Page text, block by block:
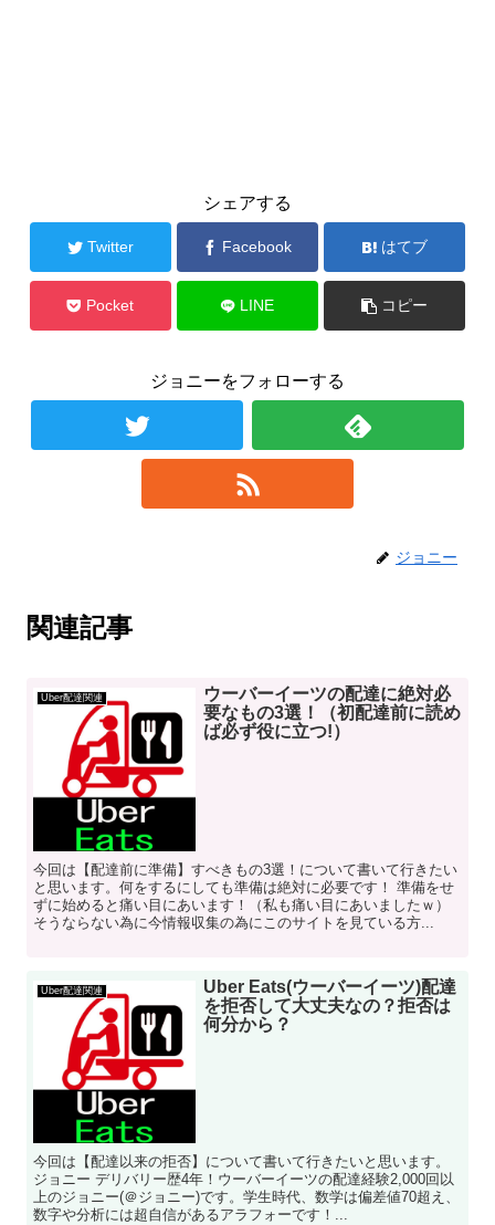
シェアする
Twitter Facebook はてブ
Pocket LINE コピー
ジョニーをフォローする
ジョニー
関連記事
Uber配達関連
ウーバーイーツの配達に絶対必
要なもの3選！（初配達前に読め
ば必ず役に立つ!）
今回は【配達前に準備】すべきもの3選！について書いて行きたい
と思います。何をするにしても準備は絶対に必要です！ 準備をせ
ずに始めると痛い目にあいます！（私も痛い目にあいましたｗ）
そうならない為に今情報収集の為にこのサイトを見ている方...
Uber配達関連
Uber Eats(ウーバーイーツ)配達
を拒否して大丈夫なの？拒否は
何分から？
今回は【配達以来の拒否】について書いて行きたいと思います。
ジョニー デリバリー歴4年！ウーバーイーツの配達経験2,000回以
上のジョニー(＠ジョニー)です。学生時代、数学は偏差値70超え、
数字や分析には超自信があるアラフォーです！...